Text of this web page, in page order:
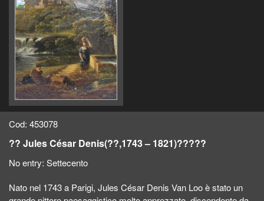
Cod: 453078
?? Jules César Denis(??,1743 – 1821)?????
No entry: Settecento
Nato nel 1743 a Parigi, Jules César Denis Van Loo è stato un